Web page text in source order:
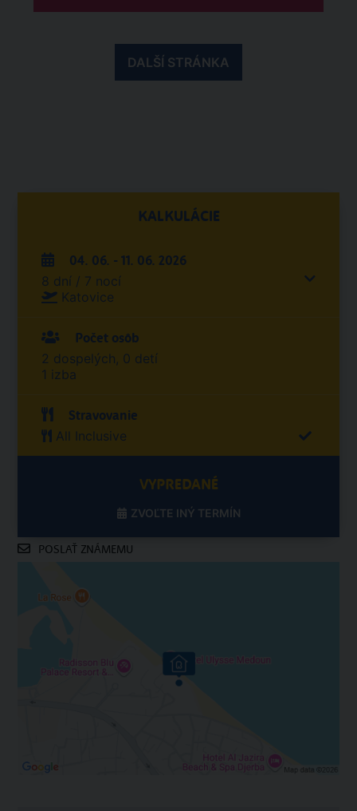
DALŠÍ STRÁNKA
KALKULÁCIE
04. 06. - 11. 06. 2026
8 dní / 7 nocí
Katovice
Počet osôb
2 dospelých, 0 detí
1 izba
Stravovanie
All Inclusive
VYPREDANÉ
ZVOĽTE INÝ TERMÍN
POSLAŤ ZNÁMEMU